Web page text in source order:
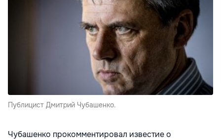
Публицист Дмитрий Чубашенко.
Чубашенко прокомментировал известие о